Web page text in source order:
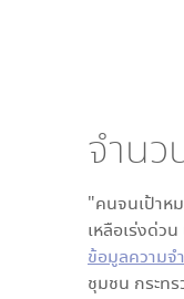
จำน
"คนจนเป้าห
เหลือเร่งด่ว
ข้อมูลความจ
ชุมชน กระท